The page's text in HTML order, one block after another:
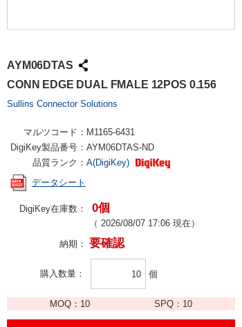
AYM06DTAS
CONN EDGE DUAL FMALE 12POS 0.156
Sullins Connector Solutions
マルツコード： M1165-6431
DigiKey製品番号： AYM06DTAS-ND
品質ランク： A(DigiKey)
データシート
DigiKey在庫数： 0個
（ 2026/08/07 17:06 現在）
納期： 要確認
購入数量 個
MOQ： 10 SPQ： 10